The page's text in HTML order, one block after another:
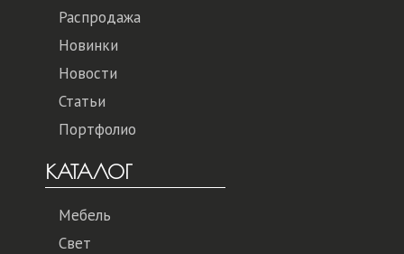
Распродажа
Новинки
Новости
Статьи
Портфолио
КАТАЛОГ
Мебель
Свет